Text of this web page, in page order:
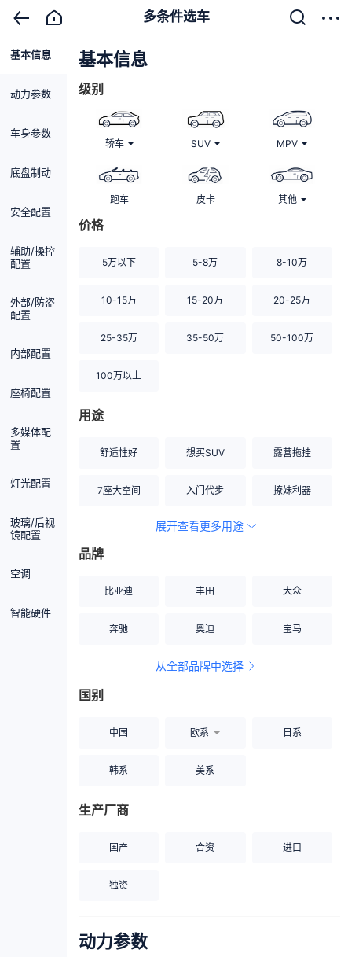
多条件选车
基本信息
动力参数
车身参数
底盘制动
安全配置
辅助/操控
配置
外部/防盗
配置
内部配置
座椅配置
多媒体配
置
灯光配置
玻璃/后视
镜配置
空调
智能硬件
基本信息
级别
轿车 SUV MPV
跑车 皮卡 其他
价格
5万以下 5-8万 8-10万
10-15万 15-20万 20-25万
25-35万 35-50万 50-100万
100万以上
用途
舒适性好 想买SUV 露营拖挂
7座大空间 入门代步 撩妹利器
空间宽敞
展开查看更多用途
品牌
比亚迪 丰田 大众
奔驰 奥迪 宝马
从全部品牌中选择
国别
中国 欧系 日系
韩系 美系
生产厂商
国产 合资 进口
独资
动力参数